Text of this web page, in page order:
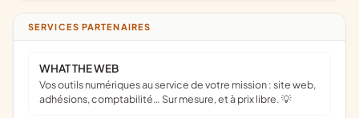
SERVICES PARTENAIRES
WHAT THE WEB
Vos outils numériques au service de votre mission : site web,
adhésions, comptabilité… Sur mesure, et à prix libre. 💡